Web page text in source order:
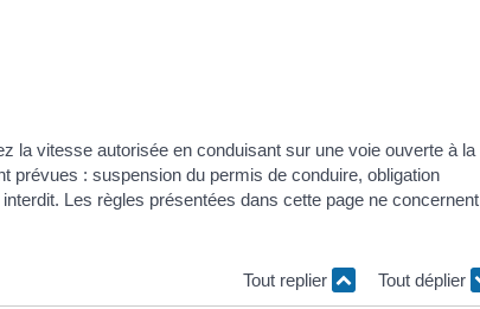
la vitesse autorisée en conduisant sur une voie ouverte à la
prévues : suspension du permis de conduire, obligation
Les règles présentées dans cette page ne concernent
Tout replier Tout déplier